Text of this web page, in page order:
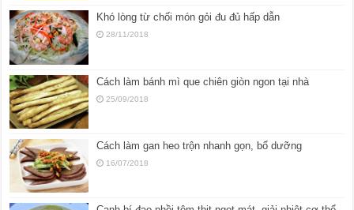
Khó lòng từ chối món gỏi đu đủ hấp dẫn
28/11/2018
Cách làm bánh mì que chiên giòn ngon tại nhà
25/09/2018
Cách làm gan heo trộn nhanh gọn, bổ dưỡng
16/07/2018